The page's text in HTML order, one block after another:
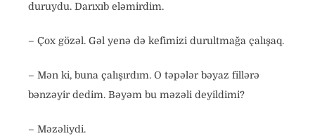
duruydu. Darıxıb eləmirdim.
– Çox gözəl. Gəl yenə də kefimizi durultmağa çalışaq.
– Mən ki, buna çalışırdım. O təpələr bəyaz fillərə
bənzəyir dedim. Bəyəm bu məzəli deyildimi?
– Məzəliydi.